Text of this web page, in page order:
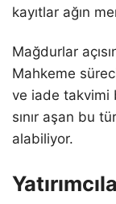
kayıtlar ağın
Mağdurlar
Mahkeme
ve iade takvimi
sınır aşan bu
alabiliyor.